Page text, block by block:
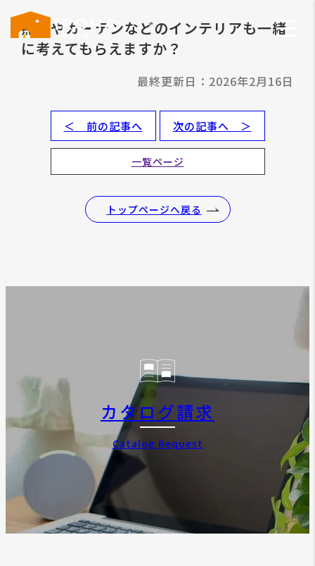
照明やカーテンなどのインテリアも一緒
に考えてもらえますか？
最終更新日：2026年2月16日
＜ 前の記事へ 次の記事へ ＞
一覧ページ
トップページへ戻る
カタログ請求
Catalog Request